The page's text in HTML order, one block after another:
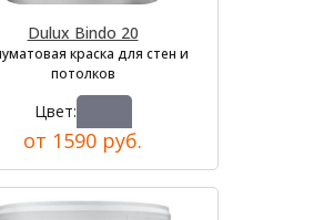
Dulux Bindo 20
краска для стен и
потолков
Цвет:
от 1590 руб.